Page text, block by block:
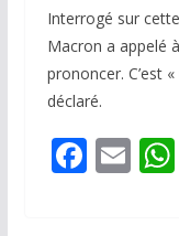
Interrogé sur
Macron a appelé
prononcer. C’est
déclaré.
F E